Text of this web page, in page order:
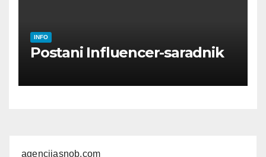
INFO
Postani Influencer-saradnik
agencijasnob.com